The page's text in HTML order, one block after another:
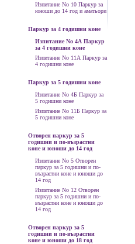
Изпитание No 10 Паркур за
юноши до 14 год и аматьори
Паркур за 4 годишни коне
Изпитание No 4А Паркур
за 4 годишни коне
Изпитание No 11А Паркур за
4 годишни коне
Паркур за 5 годишни коне
Изпитание No 4Б Паркур за
5 годишни коне
Изпитание No 11Б Паркур за
5 годишни коне
Отворен паркур за 5
годишни и по-възрастни
коне и юноши до 14 год
Изпитание No 5 Отворен
паркур за 5 годишни и по-
възрастни коне и юноши до
14 год
Изпитание No 12 Отворен
паркур за 5 годишни и по-
възрастни коне и юноши до
14 год
Отворен паркур за 5
годишни и по-възрастни
коне и юноши до 18 год